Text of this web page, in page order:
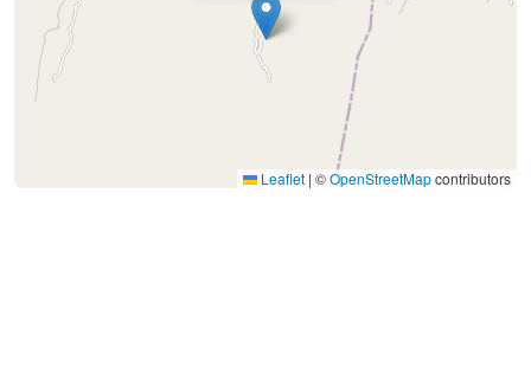
Leaflet | ©OpenStreetMapcontributors